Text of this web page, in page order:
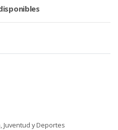
Juventud y Deportes